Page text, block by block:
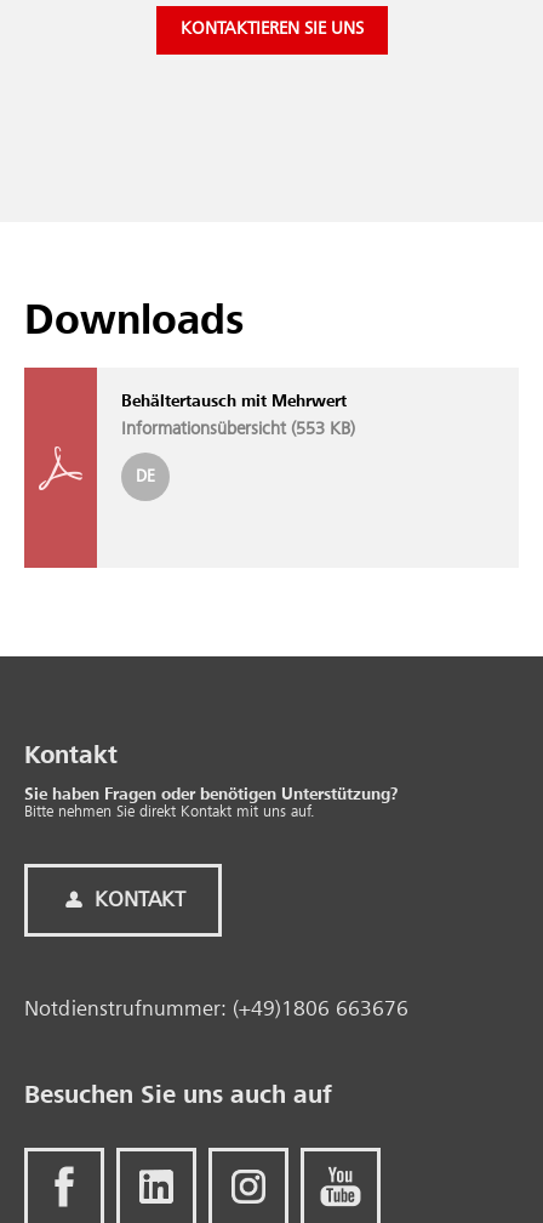
KONTAKTIEREN SIE UNS
Downloads
Behältertausch mit Mehrwert
Informationsübersicht (553 KB)
DE
Kontakt
Sie haben Fragen oder benötigen Unterstützung?
Bitte nehmen Sie direkt Kontakt mit uns auf.
KONTAKT
Notdienstrufnummer: (+49)1806 663676
Besuchen Sie uns auch auf